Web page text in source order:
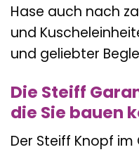
Hase auch nach
und
und geliebter
Die Steiff
die Sie bauen
Der Steiff Knopf im